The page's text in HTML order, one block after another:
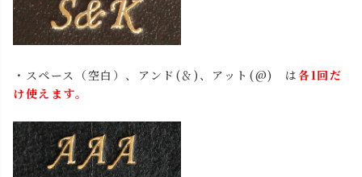
・スペース（空白）、アンド(＆)、アット(@) は各1回だ
け使えます。